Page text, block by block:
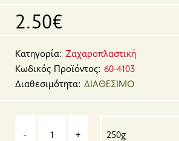
2.50€
Κατηγορία: Ζαχαροπλαστική
Κωδικός Προϊόντος: 60-4103
Διαθεσιμότητα: ΔΙΑΘΕΣΙΜΟ
- +